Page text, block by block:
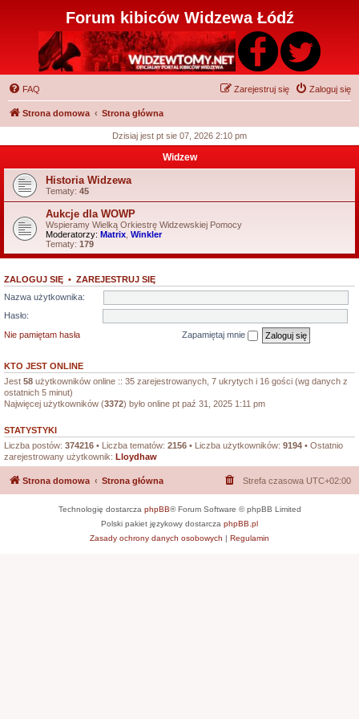
Forum kibiców Widzewa Łódź
FAQ Zaloguj się
Zarejestruj się
Strona domowa Strona główna
Dzisiaj jest pt sie 07, 2026 2:10 pm
Widzew
Historia Widzewa
Tematy: 45
Aukcje dla WOWP
Wspieramy Wielką Orkiestrę Widzewskiej Pomocy
Moderatorzy: Matrix Winkler
Tematy: 179
ZALOGUJ SIĘ • ZAREJESTRUJ SIĘ
Nazwa użytkownika:
Hasło:
Nie pamiętam hasła
Zapamiętaj mnie
KTO JEST ONLINE
Jest 58 użytkowników online :: 35 zarejestrowanych, 7 ukrytych i 16 gości (wg danych z
ostatnich 5 minut)
Najwięcej użytkowników (3372) było online pt paź 31, 2025 1:11 pm
STATYSTYKI
Liczba postów: 374216 • Liczba tematów: 2156 • Liczba użytkowników: 9194 • Ostatnio
zarejestrowany użytkownik: Lloydhaw
Strona domowa Strona główna Strefa czasowa UTC+02:00
Technologię dostarcza phpBB® Forum Software © phpBB Limited
Polski pakiet językowy dostarcza phpBB.pl
Zasady ochrony danych osobowych | Regulamin